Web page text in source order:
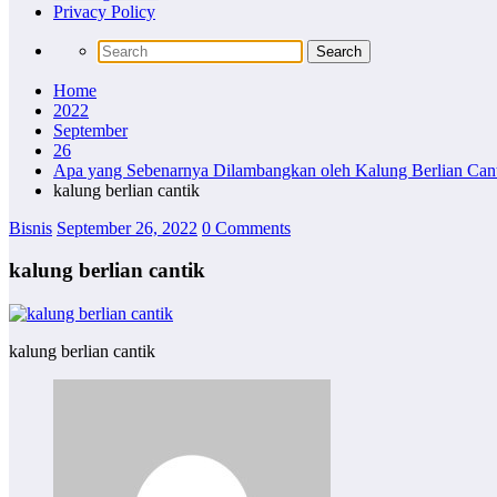
Privacy Policy
Home
2022
September
26
Apa yang Sebenarnya Dilambangkan oleh Kalung Berlian
kalung berlian cantik
Bisnis September 26, 2022 0 Comments
kalung berlian cantik
kalung berlian cantik